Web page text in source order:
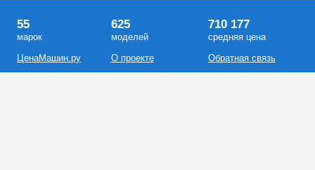
55
марок
ЦенаМашин.ру
625
моделей
О проекте
710 177
средняя цена
Обратная связь